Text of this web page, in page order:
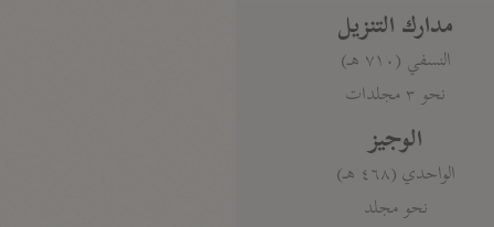
مدارك التنزيل
النسفي (٧١٠ هـ)
نحو ٣ مجلدات
الوجيز
الواحدي (٤٦٨ هـ)
نحو مجلد